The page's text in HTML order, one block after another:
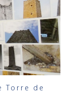
Torre de